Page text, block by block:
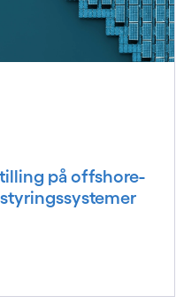
på offshore-